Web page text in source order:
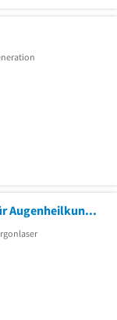
Dr.med. Susanna Wirth Fachärztin für Augenheilkunde